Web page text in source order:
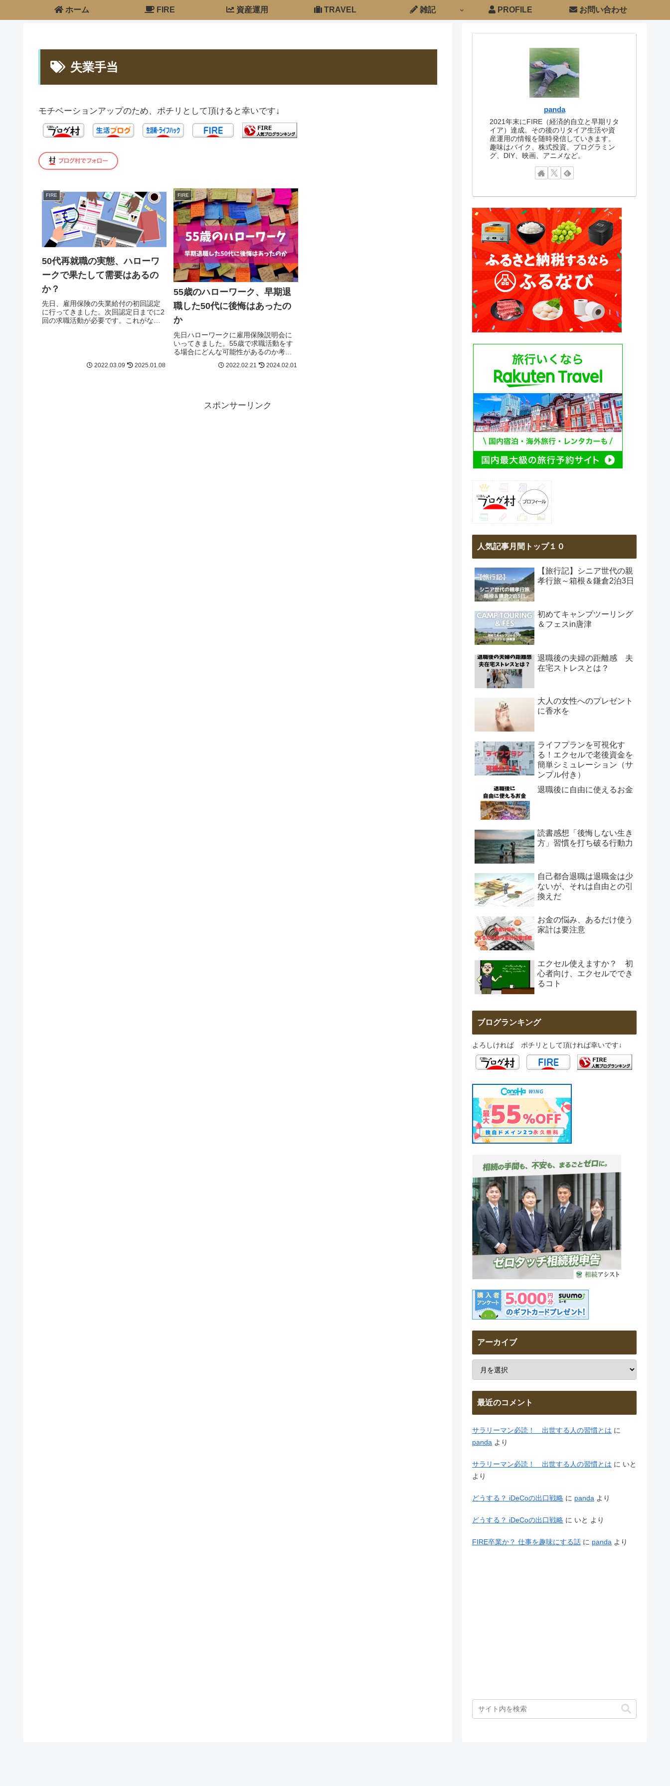
ホーム FIRE 資産運用 TRAVEL 雑記 PROFILE お問い合わせ
失業手当
モチベーションアップのため、ポチリとして頂けると幸いです↓
FIRE
50代再就職の実態、ハローワ
ークで果たして需要はあるの
か？
先日、雇用保険の失業給付の初回認定
に行ってきました。次回認定日までに2
回の求職活動が必要です。これがない
2022.03.09 2025.01.08
FIRE
55歳のハローワーク、早期退
職した50代に後悔はあったの
か
先日ハローワークに雇用保険説明会に
いってきました。55歳で求職活動をす
る場合にどんな可能性があるのか考え
2022.02.21 2024.02.01
スポンサーリンク
panda
2021年末にFIRE（経済的自立と早期リタ
イア）達成。その後のリタイア生活や資
産運用の情報を随時発信していきます。
趣味はバイク、株式投資、プログラミン
グ、DIY、映画、アニメなど。
人気記事月間トップ１０
【旅行記】シニア世代の親
孝行旅～箱根＆鎌倉2泊3日
初めてキャンプツーリング
＆フェスin唐津
退職後の夫婦の距離感 夫
在宅ストレスとは？
大人の女性へのプレゼント
に香水を
ライフプランを可視化す
る！エクセルで老後資金を
簡単シミュレーション（サ
ンプル付き）
退職後に自由に使えるお金
読書感想「後悔しない生き
方」習慣を打ち破る行動力
自己都合退職は退職金は少
ないが、それは自由との引
換えだ
お金の悩み、あるだけ使う
家計は要注意
エクセル使えますか？ 初
心者向け、エクセルででき
るコト
ブログランキング
よろしければ ポチリとして頂ければ幸いです↓
アーカイブ
最近のコメント
サラリーマン必読！ 出世する人の習慣とは に
panda より
サラリーマン必読！ 出世する人の習慣とは に いと
より
どうする？ iDeCoの出口戦略 に panda より
どうする？ iDeCoの出口戦略 に いと より
FIRE卒業か？ 仕事を趣味にする話 に panda より